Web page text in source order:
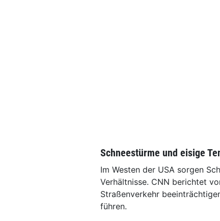
Schneestürme und eisige
Im Westen der USA sorgen
Verhältnisse. CNN berichtet
Straßenverkehr
führen.